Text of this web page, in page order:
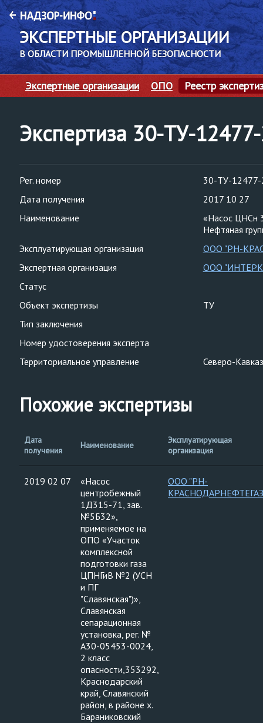
ЭКСПЕРТНЫЕ ОРГАНИЗАЦИИ
В ОБЛАСТИ ПРОМЫШЛЕННОЙ БЕЗОПАСНОСТИ
Экспертные организации ОПО Реестр
Экспертиза 30-ТУ-
Рег. номер
30-ТУ-
Дата получения
2017 10 27
Наименование
«Насос ЦНСн
Нефтяная
Эксплуатирующая организация
ООО "РН-
Экспертная организация
ООО
Статус
Объект экспертизы
ТУ
Тип заключения
Номер удостоверения эксперта
Территориальное управление
Северо-
Похожие экспертизы
Дата
получения
Наименование
Эксплуатирующая
организация
2019 02 07
«Насос
центробежный
1Д315-71, зав.
№5Б32»,
применяемое на
ОПО «Участок
комплексной
подготовки газа
ЦПНГиВ №2 (УСН
и ПГ
"Славянская")»,
Славянская
сепарационная
установка, рег. №
А30-05453-0024,
2 класс
опасности,353292,
Краснодарский
край, Славянский
район, в районе х.
Бараниковский
ООО "РН-